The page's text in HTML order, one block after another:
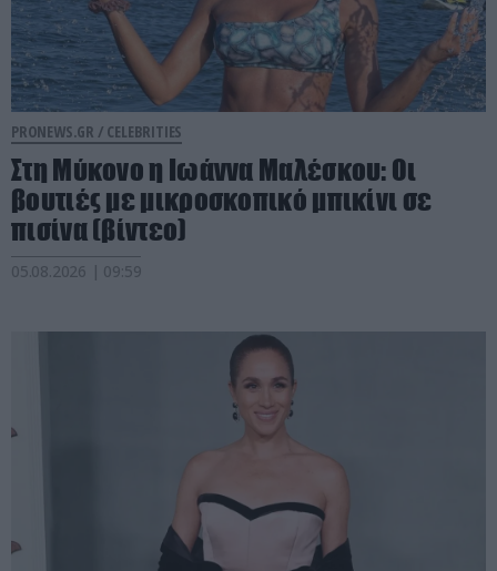
PRONEWS.GR / CELEBRITIES
Στη Μύκονο η Ιωάννα Μαλέσκου: Οι
βουτιές με μικροσκοπικό μπικίνι σε
πισίνα (βίντεο)
05.08.2026 | 09:59